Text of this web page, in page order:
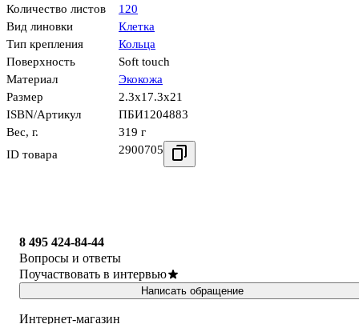
Количество листов
120
Вид линовки
Клетка
Тип крепления
Кольца
Поверхность
Soft touch
Материал
Экокожа
Размер
2.3x17.3x21
ISBN/Артикул
ПБИ1204883
Вес, г.
319 г
ID товара
2900705
8 495 424-84-44
Вопросы и ответы
Поучаствовать в интервью
Написать обращение
Интернет-магазин